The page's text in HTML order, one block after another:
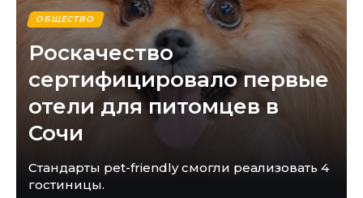
ОБЩЕСТВО
Роскачество
сертифицировало первые
отели для питомцев в
Сочи
Стандарты pet-friendly смогли реализовать 4
гостиницы.